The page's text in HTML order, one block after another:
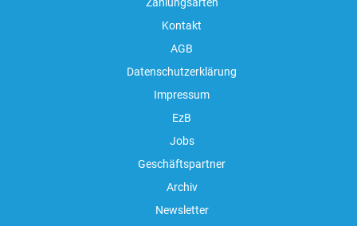
Zahlungsarten
Kontakt
AGB
Datenschutzerklärung
Impressum
EzB
Jobs
Geschäftspartner
Archiv
Newsletter